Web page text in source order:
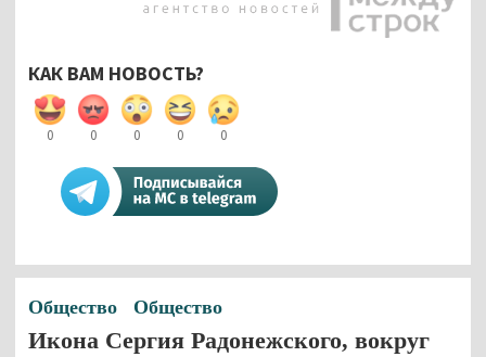
КАК ВАМ НОВОСТЬ?
0 0 0 0 0
Общество Общество
Икона Сергия Радонежского, вокруг